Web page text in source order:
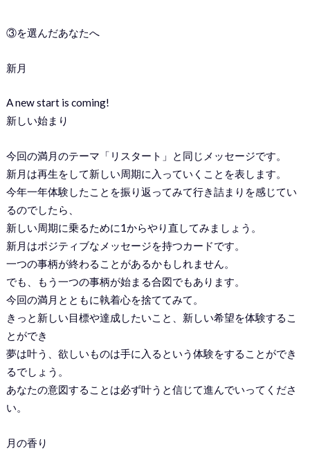
③を選んだあなたへ
新月
A new start is coming!
新しい始まり
今回の満月のテーマ「リスタート」と同じメッセージです。
新月は再生をして新しい周期に入っていくことを表します。
今年一年体験したことを振り返ってみて行き詰まりを感じてい
るのでしたら、
新しい周期に乗るために1からやり直してみましょう。
新月はポジティブなメッセージを持つカードです。
一つの事柄が終わることがあるかもしれません。
でも、もう一つの事柄が始まる合図でもあります。
今回の満月とともに執着心を捨ててみて。
きっと新しい目標や達成したいこと、新しい希望を体験するこ
とができ
夢は叶う、欲しいものは手に入るという体験をすることができ
るでしょう。
あなたの意図することは必ず叶うと信じて進んでいってくださ
い。
月の香り